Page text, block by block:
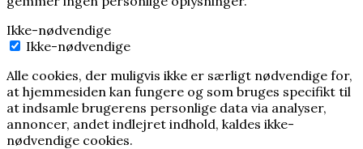
Ikke-nødvendige
Ikke-nødvendige
Alle cookies, der muligvis ikke er særligt nødvendige for,
at hjemmesiden kan fungere og som bruges specifikt til
at indsamle brugerens personlige data via analyser,
annoncer, andet indlejret indhold, kaldes ikke-
nødvendige cookies.